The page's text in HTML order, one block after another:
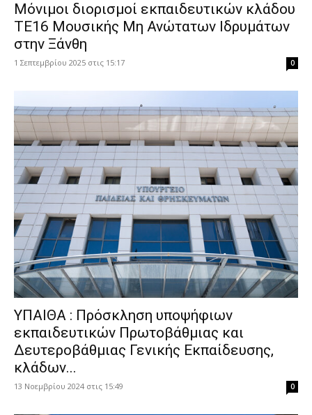
Μόνιμοι διορισμοί εκπαιδευτικών κλάδου
ΤΕ16 Μουσικής Μη Ανώτατων Ιδρυμάτων
στην Ξάνθη
1 Σεπτεμβρίου 2025 στις 15:17 0
ΥΠΑΙΘΑ : Πρόσκληση υποψήφιων
εκπαιδευτικών Πρωτοβάθμιας και
Δευτεροβάθμιας Γενικής Εκπαίδευσης,
κλάδων...
13 Νοεμβρίου 2024 στις 15:49 0